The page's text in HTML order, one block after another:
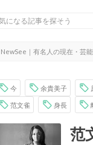
NewSee｜有名人の現在・芸
今 余貴美子
范文雀 身長
范